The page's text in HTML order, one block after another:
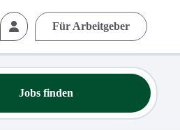
Für Arbeitgeber
Jobs finden